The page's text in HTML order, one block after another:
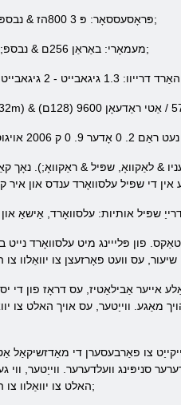
פּראָסעססאָר: פּ 3 800הז & נבספּ; אָדער & נבספּ; פּ 4 2. 7גהז;
מעמאָרי: באַראַן 256ם & נבספּ; אָדער & נבספּ; באַראַן 512ם;
& לאַקוואָ, שפּיל & ראַקוואָ;). נאָך
פון פּלייינג מיט עלסוואָרד נייט
אַבילאַטיז, עס דראָז פון די
די סאָרט און די דאַרק מאַגע הויך מאַגע. ווייַטער, עס
צו פאַרבעסערן די מאַדזשיקאַל
צווישן קלאַס און קאַמבאַט וועלדערער סניפּינג
האלט צו יוואַלוו צו העכער לעוועלס פון & העלליפּ;